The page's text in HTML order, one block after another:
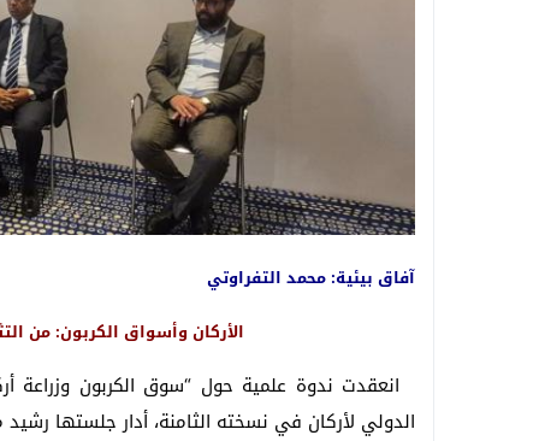
آفاق بيئية: محمد التفراوتي
الأركان وأسواق الكربون: من
انعقدت ندوة علمية حول “سوق الكربون وزراعة
الدولي لأركان في نسخته الثامنة، أدار جلستها